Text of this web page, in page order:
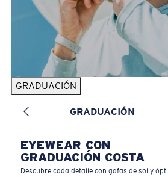
GRADUACIÓN
GRADUACIÓN
EYEWEAR CON
GRADUACIÓN COSTA
Descubre cada detalle con gafas de sol y